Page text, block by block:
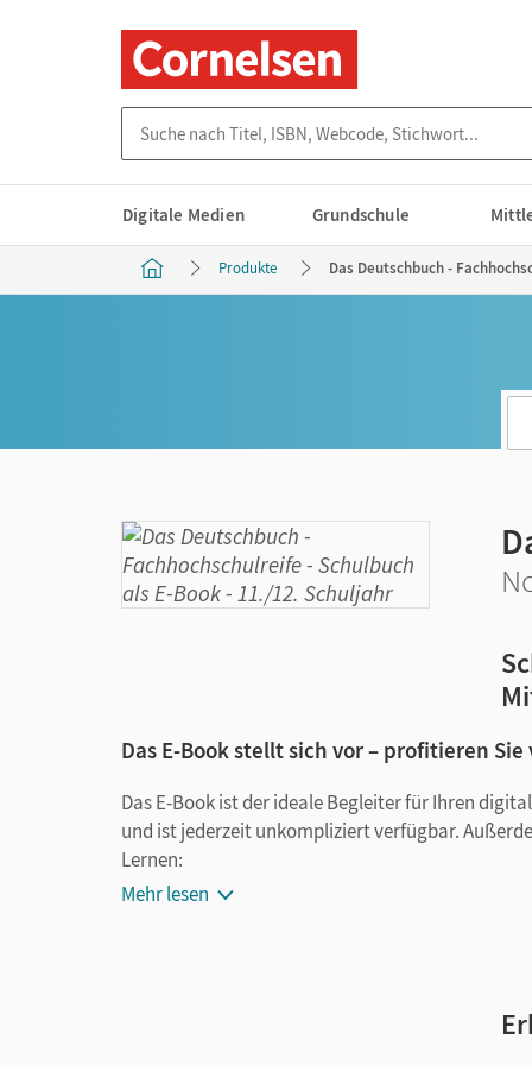
Digitale Medien Grundschule
Produkte Das Deutschbuch -
Das E-Book stellt sich vor – profitieren
Das E-Book ist der ideale Begleiter für Ihren
und ist jederzeit unkompliziert verfügbar.
Lernen:
Mehr lesen